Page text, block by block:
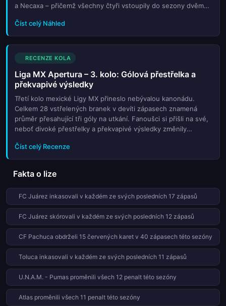
a Necaxa – přičemž všechny čtyři vstoupily do sezony dvěma
Číst celý Náhled
RECENZE KOLA
Liga MX Apertura – 3. kolo: Gólová přestřelka a
překvapivé výsledky
Třetí kolo mexické Ligy MX přineslo nebývalou kanonádu.
Celkem 28 vstřelených branek v devíti zápasech znamená
průměr přesahující tři góly na utkání. Fanoušci si přišli na své,
neboť divoké přestřelky a překvapivé výsledky změnily
senza...
Číst celý Recenze
Fakta o lize
FC Juárez inkasovali v každém ze svých posledních 17 zápasů
FC Juárez skórovali v každém ze svých posledních 12 zápasů
CF Pachuca obdrželi 15 červených karet v 40 zápasech této sezóny
Toluca inkasovali v každém ze svých posledních 11 zápasů
U.N.A.M. - Pumas proměnili všech 12 penalt této sezóny
Atlas proměnili všech 11 penalt této sezóny